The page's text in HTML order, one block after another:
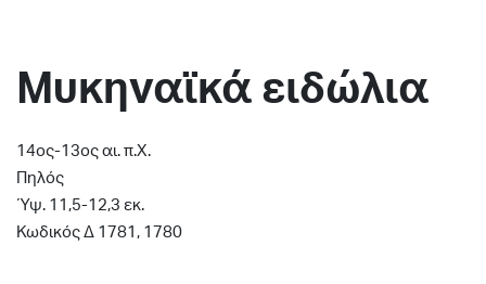
Μυκηναϊκά ειδώλια
14ος-13ος αι. π.Χ.
Πηλός
Ύψ. 11,5-12,3 εκ.
Κωδικός Δ 1781, 1780